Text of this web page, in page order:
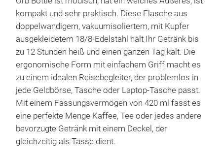
kompakt und sehr praktisch. Diese Flasche aus
doppelwandigem, vakuumisoliertem, mit Kupfer
ausgekleidetem 18/8-Edelstahl hält Ihr Getränk bis
zu 12 Stunden heiß und einen ganzen Tag kalt. Die
ergonomische Form mit einfachem Griff macht es
zu einem idealen Reisebegleiter, der problemlos in
jede Geldbörse, Tasche oder Laptop-Tasche passt.
Mit einem Fassungsvermögen von 420 ml fasst es
eine perfekte Menge Kaffee, Tee oder jedes andere
bevorzugte Getränk mit einem Deckel, der
gleichzeitig als Tasse dient.